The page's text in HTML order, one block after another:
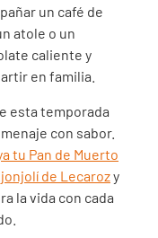
un café de
atole o un
caliente y
en familia.
esta temporada
con sabor.
tu Pan de Muerto
de Lecarozy
la vida con cada